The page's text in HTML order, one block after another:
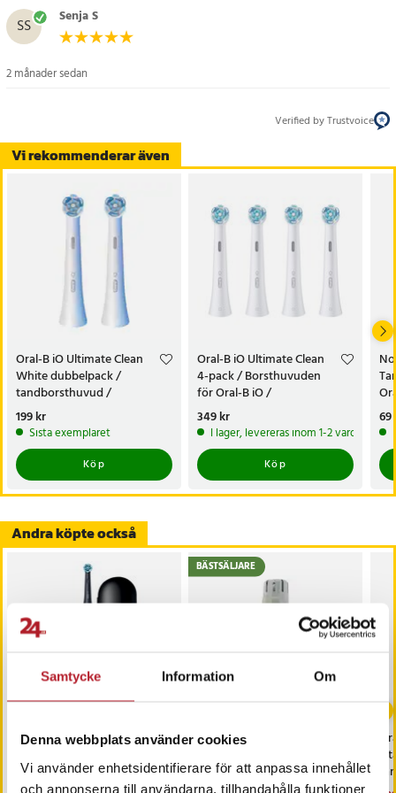
Samtycke Information Om
Denna webbplats använder cookies
Vi använder enhetsidentifierare för att anpassa innehållet
och annonserna till användarna, tillhandahålla funktioner
- Produkttyp: Ersättningsborsthuvud
- Modell: Oral-B iO Radiant White
- Rekommenderat byte: Var 3:e månad
Vi rekommenderar även
Oral-B iO Ultimate Clean
White dubbelpack /
tandborsthuvud /
borsthuvud till eltandborste
Pris:199 kr
199 kr
Sista exemplaret
Köp
Oral-B iO Ultimate Clean
4-pack / Borsthuvuden
för Oral-B iO /
Utbyteshuvuden för Oral-B
iO Ultimate Clean
Pris:349 kr
349 kr
I lager, levereras inom 1-2 vardagar
Köp
69
SS Senja S
2 månader sedan
Verified by Trustvoice
Andra köpte också
Oral-B iO Series 4
/ smart laddbar tandborste
med tryckkontroll och
BÄSTSÄLJARE
Trimmerhuvud för
Philips OneBlade QP2520 /
QP2630 / QP6530